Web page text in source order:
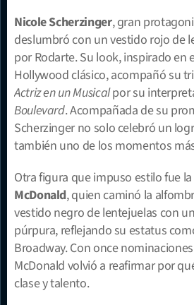
Nicole Scherzinger, gran
deslumbró con un vestido rojo de
por Rodarte. Su look, inspirado en
Hollywood clásico, acompañó su
Actriz en un Musical por su
Boulevard. Acompañada de su
Scherzinger no solo celebró un
también uno de los momentos
Otra figura que impuso estilo fue
McDonald, quien caminó la
vestido negro de lentejuelas con
púrpura, reflejando su estatus
Broadway. Con once
McDonald volvió a reafirmar por
clase y talento.